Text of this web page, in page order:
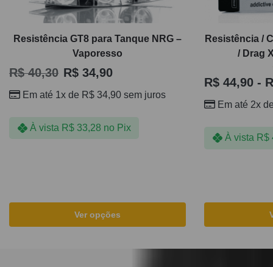
Resistência GT8 para Tanque NRG –
Vaporesso
R$40,30 R$ 34,90
Em até 1x de R$ 34,90 sem juros
À vista R$33,28 no Pix
Ver opções
Resistência /
/ Drag
R$ 44,90 -
Em até 2x
À vista R$